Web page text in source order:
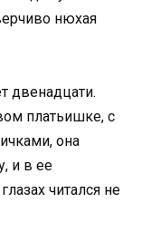
нюхая
двенадцати.
платьишке, с
она
и в ее
читался не